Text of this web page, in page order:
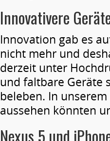
Innovativere
Innovation gab es
nicht mehr und
derzeit unter
und faltbare Geräte
beleben. In unserem
aussehen könnten
Nexus 5 und